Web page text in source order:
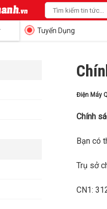
Tuyển Dụng
Điện Máy
Chính
Bạn có
Trụ sở
CN1: